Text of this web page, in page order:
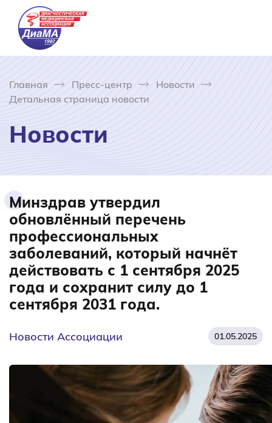
Главная Пресс-центр
Новости
Детальная страница новости
Новости
Минздрав утвердил
обновлённый перечень
профессиональных
заболеваний, который начнёт
действовать с 1 сентября 2025
года и сохранит силу до 1
сентября 2031 года.
Новости Ассоциации 01.05.2025